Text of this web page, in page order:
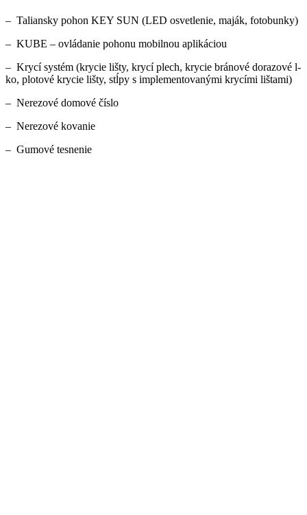
– Taliansky pohon KEY SUN (LED osvetlenie, maják, fotobunky)
– KUBE – ovládanie pohonu mobilnou aplikáciou
– Krycí systém (krycie lišty, krycí plech, krycie bránové dorazové l-
ko, plotové krycie lišty, stĺpy s implementovanými krycími lištami)
– Nerezové domové číslo
– Nerezové kovanie
– Gumové tesnenie